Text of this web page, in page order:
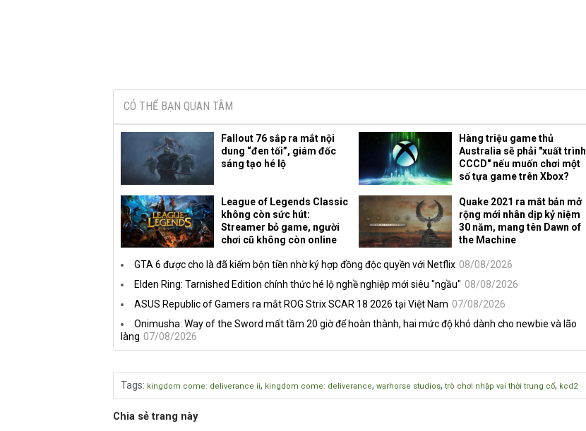
CÓ THỂ BẠN QUAN TÂM
Fallout 76 sắp ra mắt nội
dung “đen tối”, giám đốc
sáng tạo hé lộ
Hàng triệu game thủ
Australia sẽ phải "xuất trình
CCCD" nếu muốn chơi một
số tựa game trên Xbox?
League of Legends Classic
không còn sức hút:
Streamer bỏ game, người
chơi cũ không còn online
Quake 2021 ra mắt bản mở
rộng mới nhân dịp kỷ niệm
30 năm, mang tên Dawn of
the Machine
GTA 6 được cho là đã kiếm bộn tiền nhờ ký hợp đồng độc quyền với Netflix 08/08/2026
Elden Ring: Tarnished Edition chính thức hé lộ nghề nghiệp mới siêu "ngầu" 08/08/2026
ASUS Republic of Gamers ra mắt ROG Strix SCAR 18 2026 tại Việt Nam 07/08/2026
Onimusha: Way of the Sword mất tầm 20 giờ để hoàn thành, hai mức độ khó dành cho newbie và lão
làng 07/08/2026
Tags: kingdom come: deliverance ii, kingdom come: deliverance, warhorse studios, trò chơi nhập vai thời trung cổ, kcd2
Chia sẻ trang này